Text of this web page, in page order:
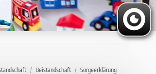
Beistandschaft Sorgeerklärung